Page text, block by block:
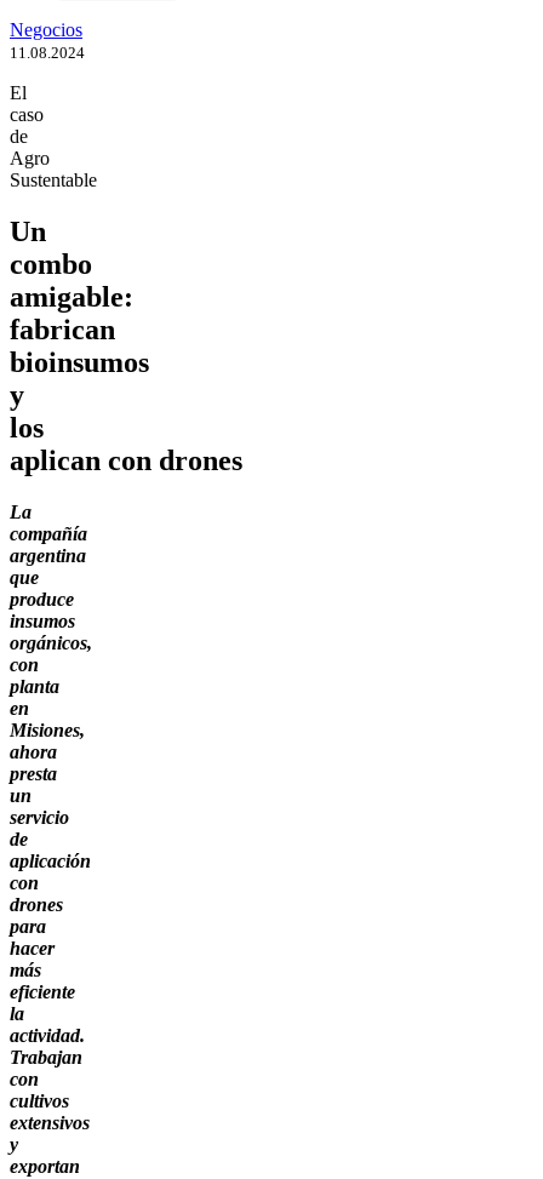
Negocios
11.08.2024
El
caso
de
Agro
Sustentable
Un
combo
amigable:
fabrican
bioinsumos
y
los
aplican con drones
La
compañía
argentina
que
produce
insumos
orgánicos,
con
planta
en
Misiones,
ahora
presta
un
servicio
de
aplicación
con
drones
para
hacer
más
eficiente
la
actividad.
Trabajan
con
cultivos
extensivos
y
exportan